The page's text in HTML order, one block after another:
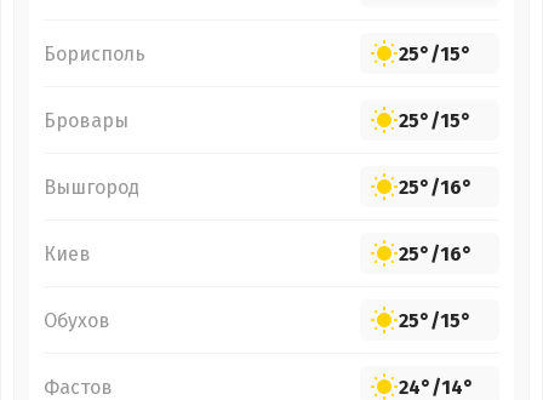
Борисполь 25°/15°
Бровары 25°/15°
Вышгород 25°/16°
Киев 25°/16°
Обухов 25°/15°
Фастов 24°/14°